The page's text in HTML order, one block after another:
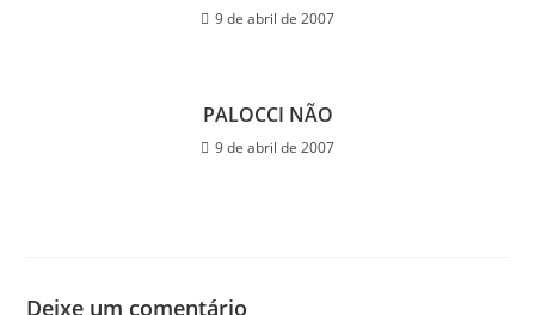
9 de abril de 2007
PALOCCI NÃO
9 de abril de 2007
Deixe um comentário